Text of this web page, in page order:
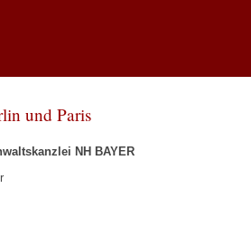
und Paris
NH BAYER